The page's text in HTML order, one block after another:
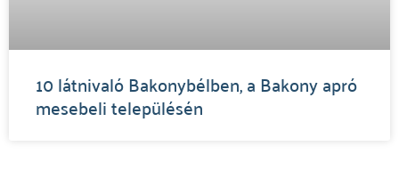
10 látnivaló Bakonybélben, a Bakony apró
mesebeli településén